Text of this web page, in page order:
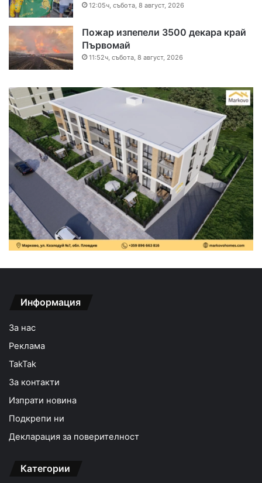
12:05ч, събота, 8 август, 2026
Пожар изпепели 3500 декара край
Първомай
11:52ч, събота, 8 август, 2026
Информация
За нас
Реклама
TakTak
За контакти
Изпрати новина
Подкрепи ни
Декларация за поверителност
Категории